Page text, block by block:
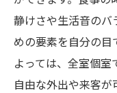
静けさや生活音のバ
めの要素を自分の目
よっては、全室個室
自由な外出や来客が